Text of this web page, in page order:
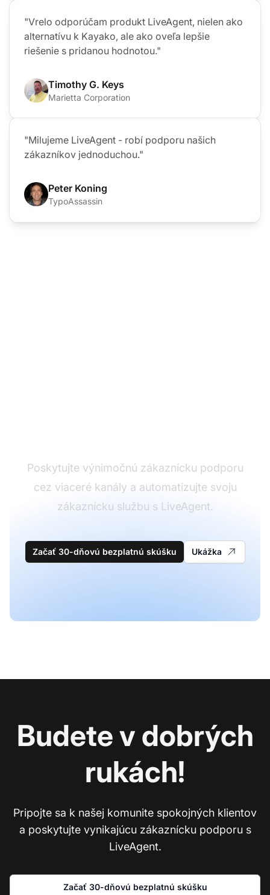
"Vrelo odporúčam produkt LiveAgent, nielen ako
alternatívu k Kayako, ale ako oveľa lepšie
riešenie s pridanou hodnotou."
Timothy G. Keys
Marietta Corporation
"Milujeme LiveAgent - robí podporu našich
zákazníkov jednoduchou."
Peter Koning
TypoAssassin
Poskytujte výnimočnú zákaznícku podporu
cez viaceré kanály a automatizujte svoju
zákaznícku službu s LiveAgent.
Začať 30-dňovú bezplatnú skúšku Ukážka
Budete v dobrých
rukách!
Pripojte sa k našej komunite spokojných klientov
a poskytujte vynikajúcu zákaznícku podporu s
LiveAgent.
Začať 30-dňovú bezplatnú skúšku